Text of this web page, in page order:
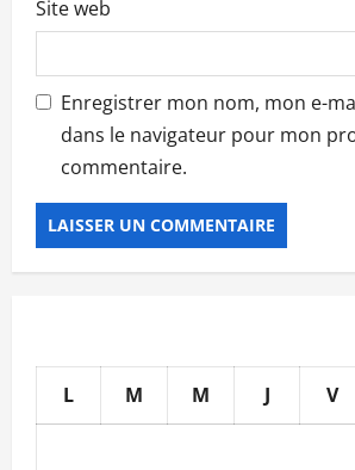
Site web
Enregistrer mon nom, mon e-
dans le navigateur pour mon
commentaire.
L M M J V